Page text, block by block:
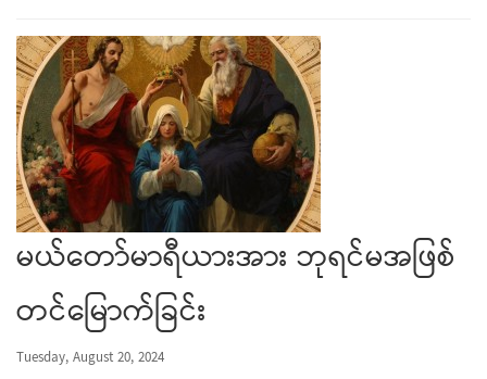
မယ်တော်မာရီယားအား ဘုရင်မအဖြစ်
တင်မြောက်ခြင်း
Tuesday, August 20, 2024